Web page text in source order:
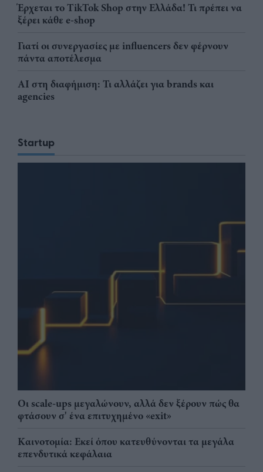
Έρχεται το TikTok Shop στην Ελλάδα! Τι πρέπει να
ξέρει κάθε e-shop
Γιατί οι συνεργασίες με influencers δεν φέρνουν
πάντα αποτέλεσμα
AI στη διαφήμιση: Τι αλλάζει για brands και
agencies
Startup
Οι scale-ups μεγαλώνουν, αλλά δεν ξέρουν πώς θα
φτάσουν σ' ένα επιτυχημένο «exit»
Καινοτομία: Εκεί όπου κατευθύνονται τα μεγάλα
επενδυτικά κεφάλαια